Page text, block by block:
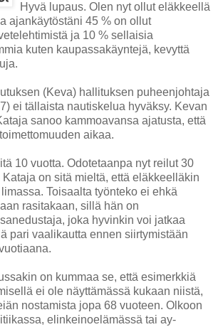
Hyvä lupaus. Olen nyt ollut eläkkeellä
ajankäytöstäni 45 % on ollut
ja 10 % sellaisia
kuten kaupassakäyntejä, kevyttä
(Keva) hallituksen puheenjohtaja
ei tällaista nautiskelua hyväksy. Kevan
sanoo kammoavansa ajatusta, että
aikaa.
10 vuotta. Odotetaanpa nyt reilut 30
on sitä mieltä, että eläkkeelläkin
Toisaalta työnteko ei ehkä
rasitakaan, sillä hän on
joka hyvinkin voi jatkaa
pari vaalikautta ennen siirtymistään
on kummaa se, että esimerkkiä
ei ole näyttämässä kukaan niistä,
nostamista jopa 68 vuoteen. Olkoon
elinkeinoelämässä tai ay-